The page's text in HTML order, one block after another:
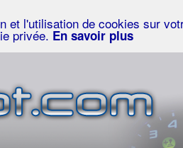
l'utilisation de cookies sur
privée. En savoir plus